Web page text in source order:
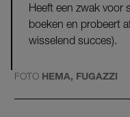
Heeft een zwak voor
boeken en probeert
wisselend succes).
FOTO HEMA, FUGAZZI